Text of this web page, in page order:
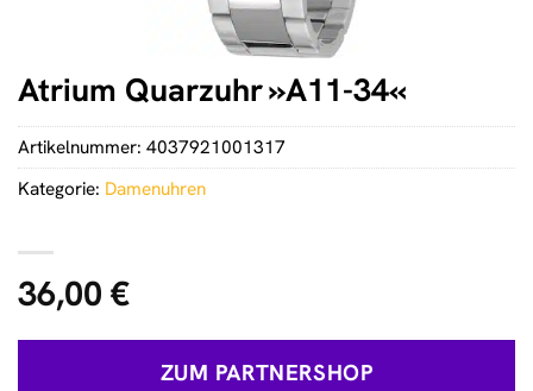
Atrium Quarzuhr »A11-34«
36,00 €
ZUM PARTNERSHOP
Artikelnummer: 4037921001317
Kategorie: Damenuhren